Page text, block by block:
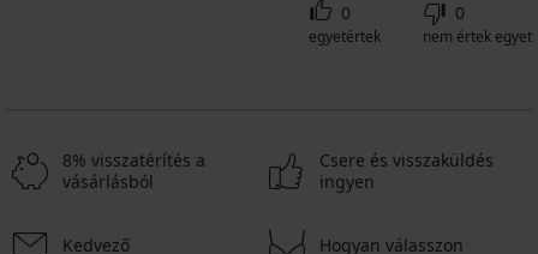
0
egyetértek
0
nem értek egyet
8% visszatérítés a
vásárlásból
Csere és visszaküldés
ingyen
Kedvező Hogyan válasszon